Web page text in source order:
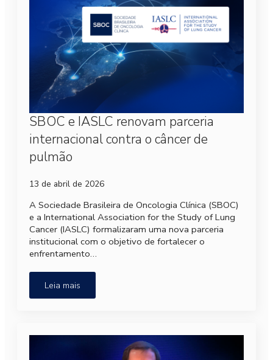
SBOC e IASLC renovam parceria
internacional contra o câncer de
pulmão
13 de abril de 2026
A Sociedade Brasileira de Oncologia Clínica (SBOC)
e a International Association for the Study of Lung
Cancer (IASLC) formalizaram uma nova parceria
institucional com o objetivo de fortalecer o
enfrentamento…
Leia mais